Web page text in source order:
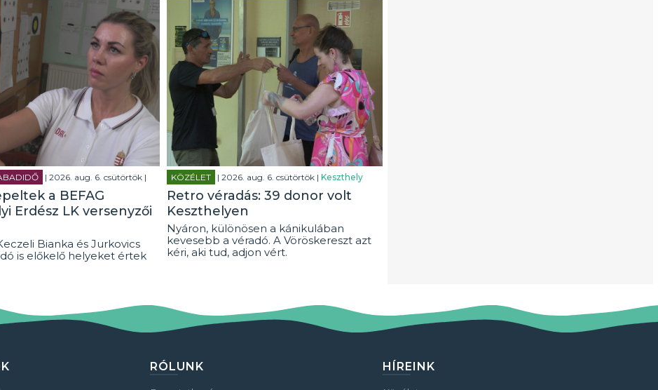
| 2026. aug. 6. csütörtök |
a BEFAG
Erdész LK versenyzői
Bianka és Jurkovics
is előkelő helyeket értek
KÖZÉLET | 2026. aug. 6. csütörtök | Keszthely
Retro véradás: 39 donor volt
Keszthelyen
Nyáron, különösen a kánikulában
kevesebb a véradó. A Vöröskereszt azt
kéri, aki tud, adjon vért.
RÓLUNK HÍREINK